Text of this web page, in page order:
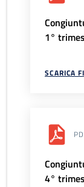
1°
SCARICA
4°